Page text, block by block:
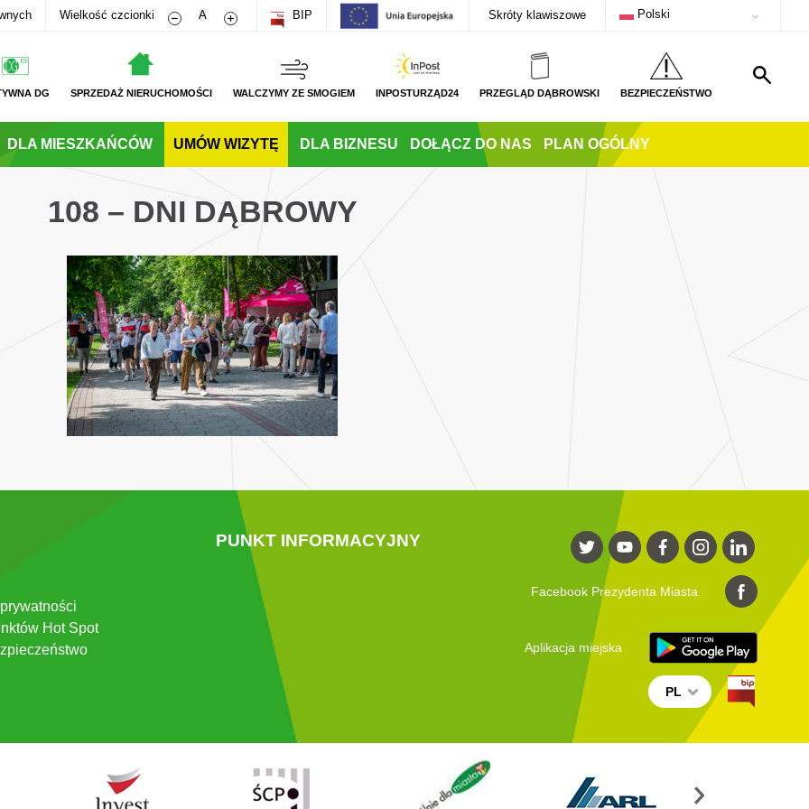
Wielkość czcionki Zmniejsz rozmiar czcionki
A Zwiększ rozmiar czcionki
BIP Skróty klawiszowe Polski
DG SPRZEDAŻ NIERUCHOMOŚCI WALCZYMY ZE SMOGIEM INPOSTURZĄD24 PRZEGLĄD DĄBROWSKI BEZPIECZEŃSTWO
DLA MIESZKAŃCÓW UMÓW WIZYTĘ DLA BIZNESU DOŁĄCZ DO NAS PLAN OGÓLNY
108 – DNI DĄBROWY
Hot Spot
PUNKT INFORMACYJNY
Facebook Prezydenta Miasta
Aplikacja miejska
PL